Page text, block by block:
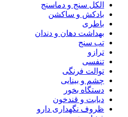
الکل سنج و دماسنج
بادکش و ساکشن
باطری
بهداشت دهان و دندان
تب سنج
ترازو
تنفسی
توالت فرنگی
چشم و بینایی
دستگاه بخور
دیابت و قندخون
ظروف نگهداری دارو